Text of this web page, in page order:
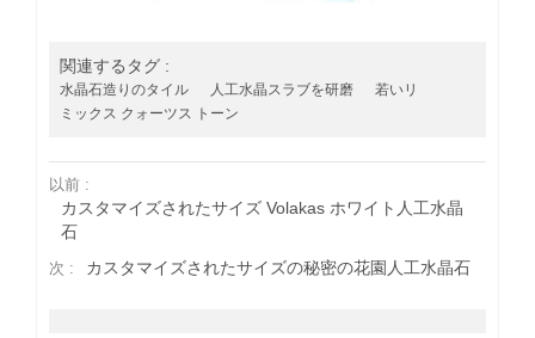
関連するタグ :
水晶石造りのタイル 人工水晶スラブを研磨
若いリ
ミックス クォーツス トーン
以前 :
カスタマイズされたサイズ Volakas ホワイト人工水晶
石
次 : カスタマイズされたサイズの秘密の花園人工水晶石